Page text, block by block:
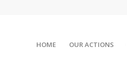
HOME OUR ACTIONS